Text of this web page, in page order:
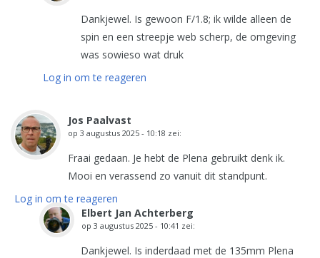
Dankjewel. Is gewoon F/1.8; ik wilde alleen de
spin en een streepje web scherp, de omgeving
was sowieso wat druk
Log in om te reageren
Jos Paalvast
op 3 augustus 2025 - 10:18 zei:
Fraai gedaan. Je hebt de Plena gebruikt denk ik.
Mooi en verassend zo vanuit dit standpunt.
Log in om te reageren
Elbert Jan Achterberg
op 3 augustus 2025 - 10:41 zei:
Dankjewel. Is inderdaad met de 135mm Plena